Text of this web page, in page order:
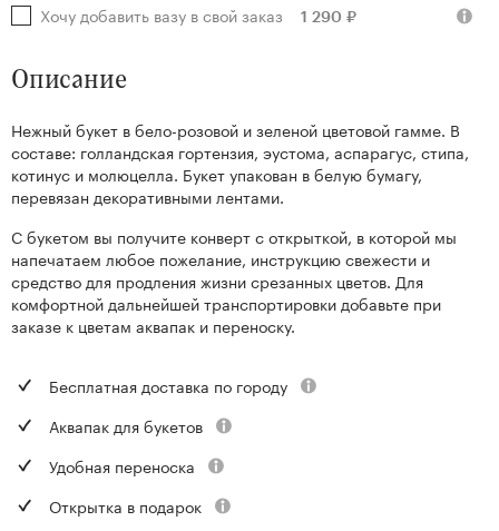
Хочу добавить вазу в свой заказ 1 290 ₽
Описание
Нежный букет в бело-розовой и зеленой цветовой гамме. В
составе: голландская гортензия, эустома, аспарагус, стипа,
котинус и молюцелла. Букет упакован в белую бумагу,
перевязан декоративными лентами.
С букетом вы получите конверт с открыткой, в которой мы
напечатаем любое пожелание, инструкцию свежести и
средство для продления жизни срезанных цветов. Для
комфортной дальнейшей транспортировки добавьте при
заказе к цветам аквапак и переноску.
Бесплатная доставка по городу
Аквапак для букетов
Удобная переноска
Открытка в подарок